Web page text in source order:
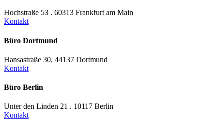
Hochstraße 53 . 60313 Frankfurt am Main
Kontakt
Büro Dortmund
Hansastraße 30, 44137 Dortmund
Kontakt
Büro Berlin
Unter den Linden 21 . 10117 Berlin
Kontakt